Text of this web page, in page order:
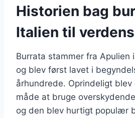
Historien bag
Italien til
Burrata stammer fra Apulien
og blev først lavet i
århundrede. Oprindeligt
måde at bruge
og den blev hurtigt populær